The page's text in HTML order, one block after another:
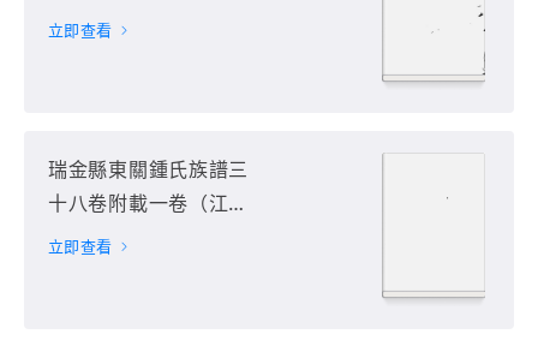
省贛州市瑞金市）第6
立即查看
瑞金縣東關鍾氏族譜三
十八卷附載一卷（江西
省贛州市瑞金市）第7
立即查看